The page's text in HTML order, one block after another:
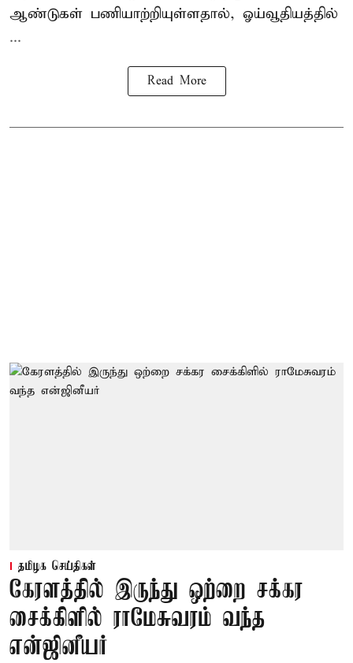
ஆண்டுகள் பணியாற்றியுள்ளதால், ஓய்வூதியத்தில்
...
Read More
தமிழக செய்திகள்
கேரளத்தில் இருந்து ஒற்றை சக்கர
சைக்கிளில் ராமேசுவரம் வந்த
என்ஜினீயர்